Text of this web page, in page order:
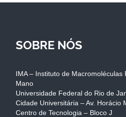
SOBRE NÓS
IMA – Instituto de Macromoléculas
Mano
Universidade Federal do Rio de
Cidade Universitária – Av. Horácio
Centro de Tecnologia – Bloco J